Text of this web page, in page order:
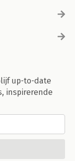
up-to-date
inspirerende